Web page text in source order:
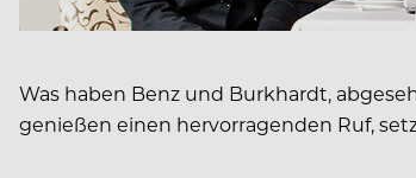
Was haben Benz und Burkhardt,
genießen einen hervorragenden Ruf,